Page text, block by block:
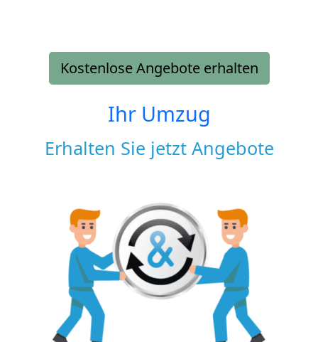
Kostenlose Angebote erhalten
Ihr Umzug
Erhalten Sie jetzt Angebote